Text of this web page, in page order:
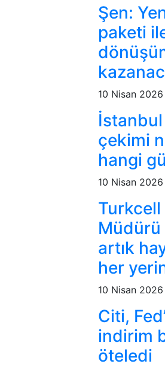
Şen:
paketi
10 Nisan 2026
çekimi
hangi
10 Nisan 2026
Turkcell
Müdürü
artık
her
10 Nisan 2026
Citi,
indirim
öteledi